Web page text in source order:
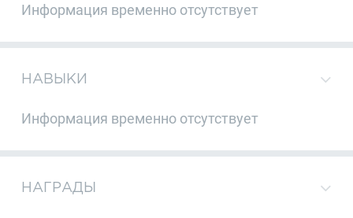
Информация временно отсутствует
НАВЫКИ
Информация временно отсутствует
НАГРАДЫ